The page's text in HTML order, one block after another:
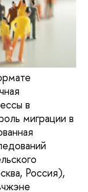
в
миграции в
Россия),